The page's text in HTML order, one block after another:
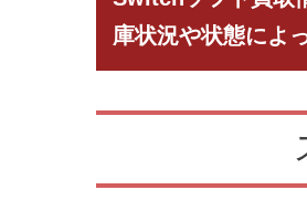
庫状況や状態によ